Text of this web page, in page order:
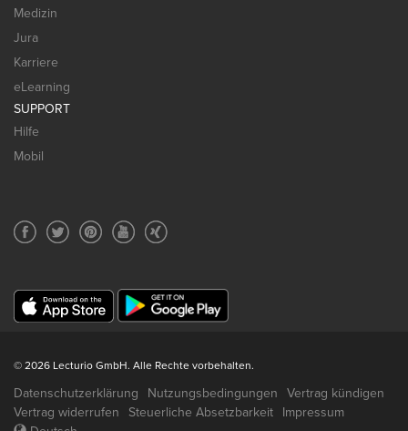
Medizin
Jura
Karriere
eLearning
SUPPORT
Hilfe
Mobil
© 2026 Lecturio GmbH. Alle Rechte vorbehalten.
Datenschutzerklärung Nutzungsbedingungen
Vertrag kündigen
Vertrag widerrufen
Steuerliche Absetzbarkeit
Impressum